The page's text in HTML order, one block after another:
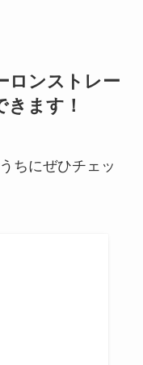
ロンストレー
きます！
ちにぜひチェッ